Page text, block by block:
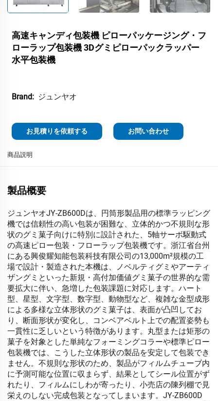
高速キャンディ包装機 ピローパッケージング・フ
ローラップ包装機 3Dグミピローパックラッパー
水平包装機
Brand: ジュンヤオ
お見積りを依頼する お問い合わせ
商品説明
製品概要
ジュンヤオJY-ZB600Dは、円筒形製品用の標準ラッピング
機では信頼性の高い包装が困難な、立体的かつ不規則な形
状のグミ菓子向けに特別に設計された、5軸サーボ駆動式
の高速ピロー包装・フローラップ包装機です。浙江省台州
にある興俊耀知能包装科技有限公司の13,000m²規模の工
場で設計・製造された本機は、ノベルティグミやアーティ
ザングミといった新規・高付加価値グミ菓子の世界的な需
要拡大に伴い、急増した包装課題に対応します。ハート
型、星型、文字型、数字型、動物型など、複雑な金型成形
による多様な立体形状のグミ菓子は、表面が凸凹してお
り、断面形状が変化し、コンベアベルト上での配置姿勢も
一貫性に乏しいという特徴があります。丸型または矩形の
菓子を対象とした単純なフォーミングコラーや標準ピロー
包装機では、こうした立体形状の製品を安定して包装でき
ません。不規則な形状のため、製品がフィルムチューブ内
に予測可能な位置に収まらず、結果としてシール位置がず
れたり、フィルムにしわが寄ったり、小売店の陳列棚で見
栄えのしない完成包装となってしまいます。JY-ZB600D